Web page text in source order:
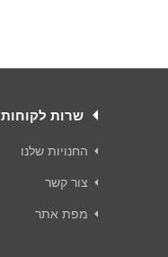
שרות לקוחות
החנויות שלנו
צור קשר
מפת אתר